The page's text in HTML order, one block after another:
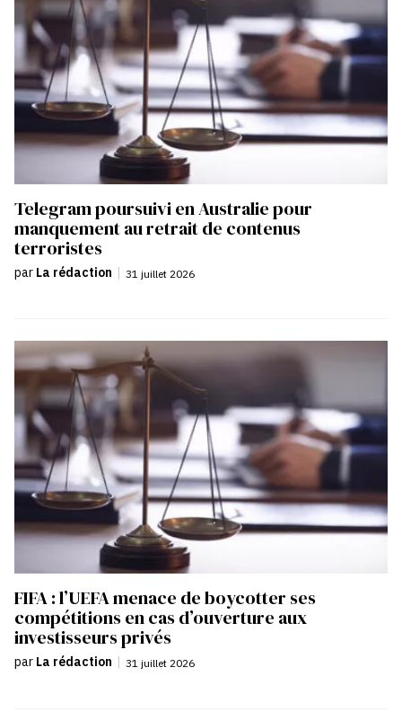
Telegram poursuivi en Australie pour
manquement au retrait de contenus
terroristes
par La rédaction | 31 juillet 2026
FIFA : l’UEFA menace de boycotter ses
compétitions en cas d’ouverture aux
investisseurs privés
par La rédaction 31 juillet 2026